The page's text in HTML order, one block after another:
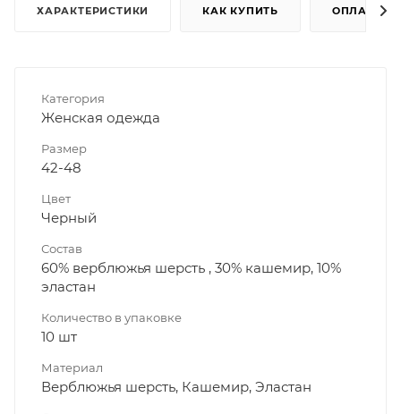
ХАРАКТЕРИСТИКИ КАК КУПИТЬ ОПЛАТА
Категория
Женская одежда
Размер
42-48
Цвет
Черный
Состав
60% верблюжья шерсть , 30% кашемир, 10%
эластан
Количество в упаковке
10 шт
Материал
Верблюжья шерсть, Кашемир, Эластан